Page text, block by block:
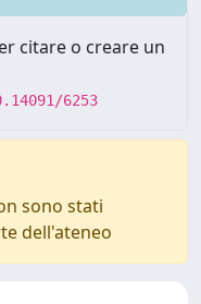
citare o creare un
6253
sono stati
dell'ateneo